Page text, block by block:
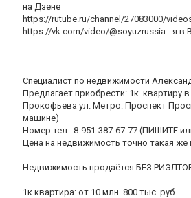
на Дзене
https://rutube.ru/channel/27083000/
https://vk.com/video/@soyuzrussia - я в
Специалист по недвижимости
Предлагает приобрести: 1к. квартиру
Прокофьева ул. Метро: Проспект
машине)
Номер тел.: 8-951-387-67-77 (ПИШИТЕ
Цена на недвижимость точно такая же
Недвижимость продаётся БЕЗ
1к.квартира: от 10 млн. 800 тыс. руб.